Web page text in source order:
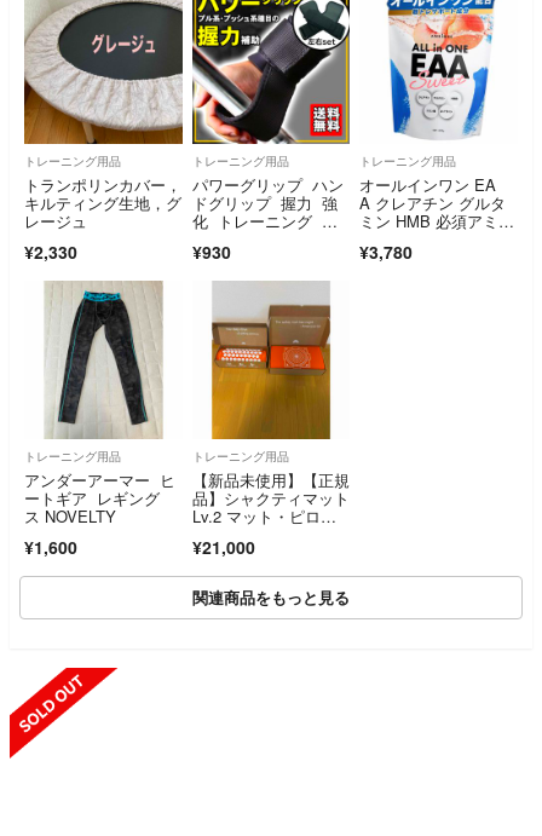
トレーニング用品
トランポリンカバー，
キルティング生地，グ
レージュ
¥2,330
トレーニング用品
パワーグリップ ハン
ドグリップ 握力 強
化 トレーニング 筋
¥930
トレーニング用品
オールインワン EA
A クレアチン グルタ
ミン HMB 必須アミノ
¥3,780
トレーニング用品
アンダーアーマー ヒ
ートギア レギング
ス NOVELTY
¥1,600
トレーニング用品
【新品未使用】【正規
品】シャクティマット
Lv.2 マット・ピロー
¥21,000
関連商品をもっと見る